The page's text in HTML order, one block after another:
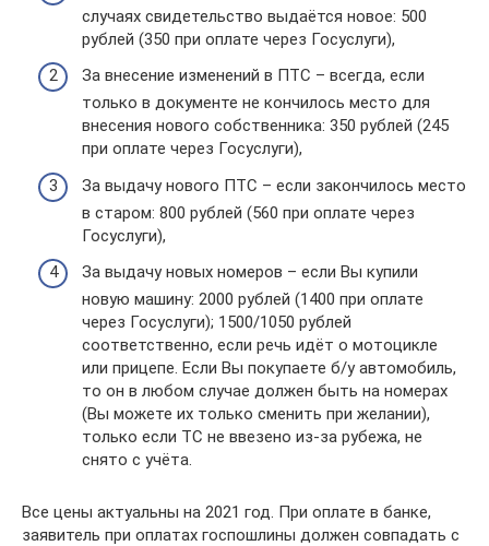
случаях свидетельство выдаётся новое: 500
рублей (350 при оплате через Госуслуги),
За внесение изменений в ПТС – всегда, если
только в документе не кончилось место для
внесения нового собственника: 350 рублей (245
при оплате через Госуслуги),
За выдачу нового ПТС – если закончилось место
в старом: 800 рублей (560 при оплате через
Госуслуги),
За выдачу новых номеров – если Вы купили
новую машину: 2000 рублей (1400 при оплате
через Госуслуги); 1500/1050 рублей
соответственно, если речь идёт о мотоцикле
или прицепе. Если Вы покупаете б/у автомобиль,
то он в любом случае должен быть на номерах
(Вы можете их только сменить при желании),
только если ТС не ввезено из-за рубежа, не
снято с учёта.
Все цены актуальны на 2021 год. При оплате в банке,
заявитель при оплатах госпошлины должен совпадать с